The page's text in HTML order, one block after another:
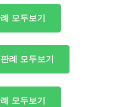
모두보기
례 모두보기
모두보기